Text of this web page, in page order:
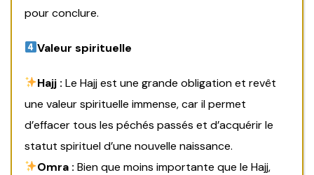
pour conclure.
Valeur spirituelle
Hajj : Le Hajj est une grande obligation et revêt
une valeur spirituelle immense, car il permet
d’effacer tous les péchés passés et d’acquérir le
statut spirituel d’une nouvelle naissance.
Omra : Bien que moins importante que le Hajj,